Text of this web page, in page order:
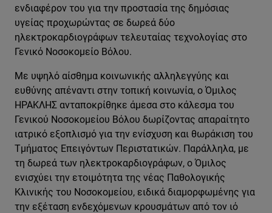
ενδιαφέρον του για την προστασία της δημόσιας
υγείας προχωρώντας σε δωρεά δύο
ηλεκτροκαρδιογράφων τελευταίας τεχνολογίας στο
Γενικό Νοσοκομείο Βόλου.
Με υψηλό αίσθημα κοινωνικής αλληλεγγύης και
ευθύνης απέναντι στην τοπική κοινωνία, ο Όμιλος
ΗΡΑΚΛΗΣ ανταποκρίθηκε άμεσα στο κάλεσμα του
Γενικού Νοσοκομείου Βόλου δωρίζοντας απαραίτητο
ιατρικό εξοπλισμό για την ενίσχυση και θωράκιση του
Τμήματος Επειγόντων Περιστατικών. Παράλληλα, με
τη δωρεά των ηλεκτροκαρδιογράφων, ο Όμιλος
ενισχύει την ετοιμότητα της νέας Παθολογικής
Κλινικής του Νοσοκομείου, ειδικά διαμορφωμένης για
την εξέταση ενδεχόμενων κρουσμάτων από τον ιό